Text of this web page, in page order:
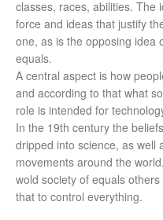
classes, races, abilities. The
force and ideas that justify
one, as is the opposing idea
equals.
A central aspect is how
and according to that what
role is intended for
In the 19th century the
dripped into science, as well
movements around the
wold society of equals
that to control everything.